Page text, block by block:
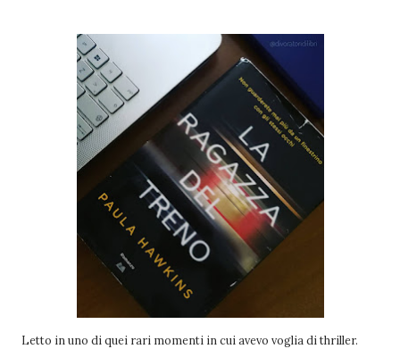
Letto in uno di quei rari momenti in cui avevo voglia di thriller.